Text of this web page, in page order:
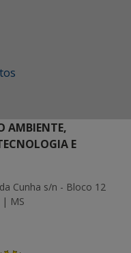
AMBIENTE,
E
Cunha s/n - Bloco 12
| MS